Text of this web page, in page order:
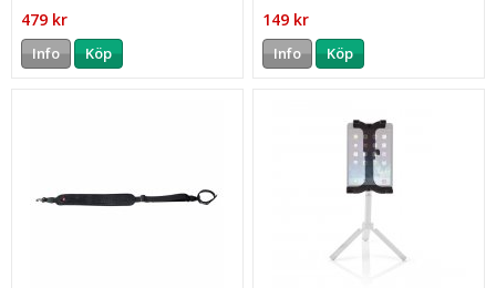
479 kr
Info Köp
149 kr
Info Köp